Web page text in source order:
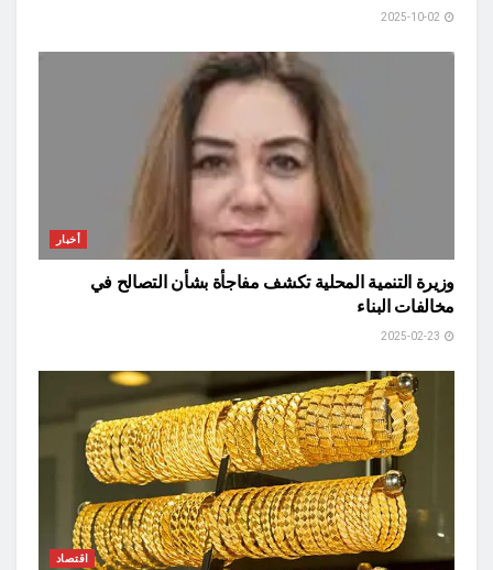
أخبار
وزيرة التنمية المحلية تكشف مفاجأة بشأن التصالح في
مخالفات البناء
اقتصاد